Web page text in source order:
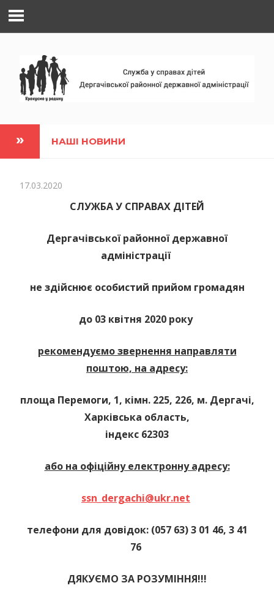
Наверх
НАШІ НОВИНИ
17.03.2020
СЛУЖБА У СПРАВАХ ДІТЕЙ
Дергачівської районної державної
адміністрації
не здійснює особистий прийом громадян
до 03 квітня 2020 року
рекомендуємо звернення направляти
поштою, на адресу:
площа Перемоги, 1, кімн. 225, 226, м. Дергачі,
Харківська область,
індекс 62303
або на офіційну електронну адресу:
ssn dergachi@ukr.net
телефони для довідок: (057 63) 3 01 46, 3 41
76
ДЯКУЄМО ЗА РОЗУМІННЯ!!!